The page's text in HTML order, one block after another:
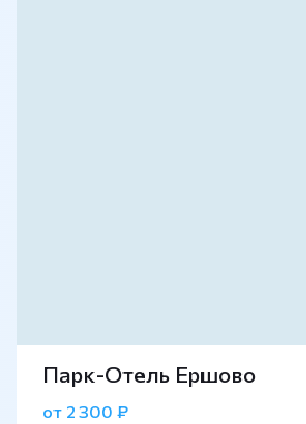
Парк-Отель Ершово
от 2 300 ₽